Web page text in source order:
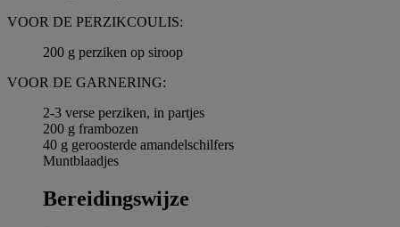
VOOR DE PERZIKCOULIS:
200 g perziken op siroop
VOOR DE GARNERING:
2-3 verse perziken, in partjes
200 g frambozen
40 g geroosterde amandelschilfers
Muntblaadjes
Bereidingswijze